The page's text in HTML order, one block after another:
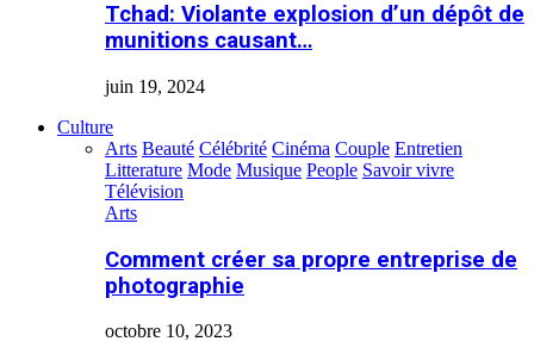
Tchad: Violante explosion d’un dépôt de
munitions causant…
juin 19, 2024
Culture
Arts Beauté Célébrité Cinéma Couple Entretien
Litterature Mode Musique People Savoir vivre
Télévision
Arts
Comment créer sa propre entreprise de
photographie
octobre 10, 2023